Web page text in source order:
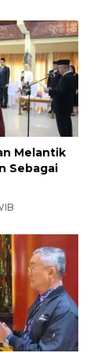
Melantik
Sebagai